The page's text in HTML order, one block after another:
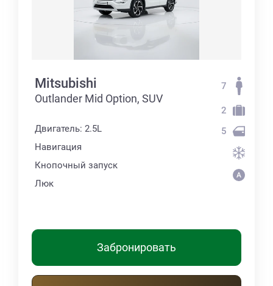
Mitsubishi
Outlander Mid Option, SUV
Двигатель: 2.5L
Навигация
Кнопочный запуск
Люк
7
2
5
Забронировать